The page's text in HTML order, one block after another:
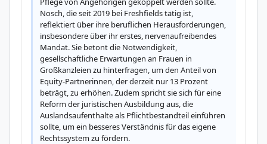
Nosch, die seit 2019 bei Freshfields tätig ist,
reflektiert über ihre beruflichen Herausforderungen,
insbesondere über ihr erstes, nervenaufreibendes
Mandat. Sie betont die Notwendigkeit,
gesellschaftliche Erwartungen an Frauen in
Großkanzleien zu hinterfragen, um den Anteil von
Equity-Partnerinnen, der derzeit nur 13 Prozent
beträgt, zu erhöhen. Zudem spricht sie sich für eine
Reform der juristischen Ausbildung aus, die
Auslandsaufenthalte als Pflichtbestandteil einführen
sollte, um ein besseres Verständnis für das eigene
Rechtssystem zu fördern.